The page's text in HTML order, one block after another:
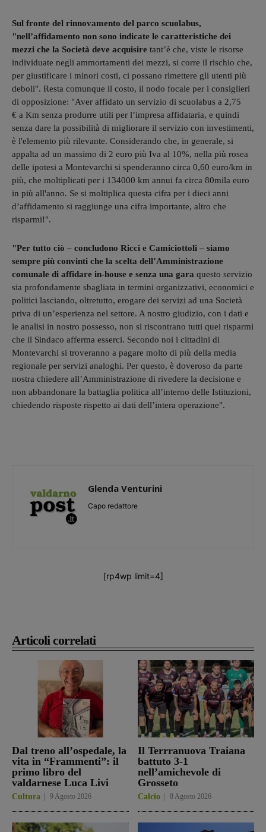
Articoli correlati
Dal treno all’ospedale, la
vita in “Frammenti”: il
primo libro del
valdarnese Luca Livi
Cultura 9 Agosto 2026
Il Terrranuova Traiana
battuto 3-1
nell’amichevole di
Grosseto
Calcio 8 Agosto 2026
Sul fronte del rinnovamento del parco scuolabus,
"nell’affidamento non sono indicate le caratteristiche dei
mezzi che la Società deve acquisire tant’è che, viste le risorse
individuate negli ammortamenti dei mezzi, si corre il rischio che,
per giustificare i minori costi, ci possano rimettere gli utenti più
deboli". Resta comunque il costo, il nodo focale per i consiglieri
di opposizione: "Aver affidato un servizio di scuolabus a 2,75
€ a Km senza produrre utili per l’impresa affidataria, e quindi
senza dare la possibilità di migliorare il servizio con investimenti,
è l'elemento più rilevante. Considerando che, in generale, si
appalta ad un massimo di 2 euro più Iva al 10%, nella più rosea
delle ipotesi a Montevarchi si spenderanno circa 0,60 euro/km in
più, che moltiplicati per i 134000 km annui fa circa 80mila euro
in più all'anno. Se si moltiplica questa cifra per i dieci anni
d’affidamento si raggiunge una cifra importante, altro che
risparmi!".
"Per tutto ciò – concludono Ricci e Camiciottoli – siamo
sempre più convinti che la scelta dell’Amministrazione
comunale di affidare in-house e senza una gara questo servizio
sia profondamente sbagliata in termini organizzativi, economici e
politici lasciando, oltretutto, erogare dei servizi ad una Società
priva di un’esperienza nel settore. A nostro giudizio, con i dati e
le analisi in nostro possesso, non si riscontrano tutti quei risparmi
che il Sindaco afferma esserci. Secondo noi i cittadini di
Montevarchi si troveranno a pagare molto di più della media
regionale per servizi analoghi. Per questo, è doveroso da parte
nostra chiedere all’Amministrazione di rivedere la decisione e
non abbandonare la battaglia politica all’interno delle Istituzioni,
chiedendo risposte rispetto ai dati dell’intera operazione".
Glenda Venturini
Capo redattore
[rp4wp limit=4]